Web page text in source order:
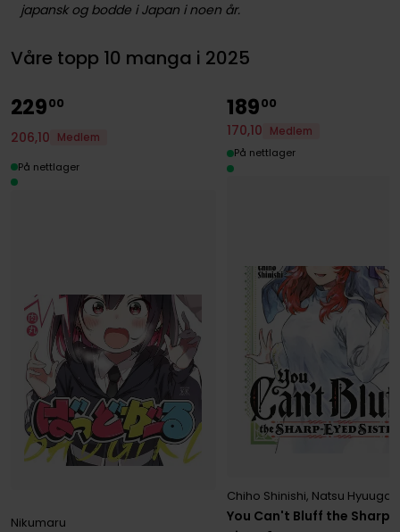
japansk og bodde i Japan i noen år.
Våre topp 10 manga i 2025
Nikumaru
22900
206,10 Medlem
På nettlager
You Can't Bluff the Sharp-
Chiho Shinishi, Natsu Hyuuga
18900
170,10
Medlem
På nettlager